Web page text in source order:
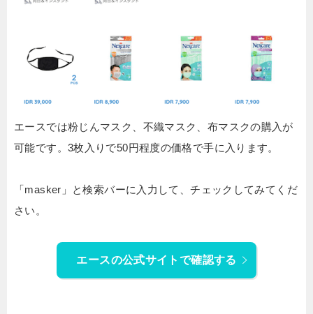
エースでは粉じんマスク、不織マスク、布マスクの購入が
可能です。3枚入りで50円程度の価格で手に入ります。
「masker」と検索バーに入力して、チェックしてみてくだ
さい。
エースの公式サイトで確認する